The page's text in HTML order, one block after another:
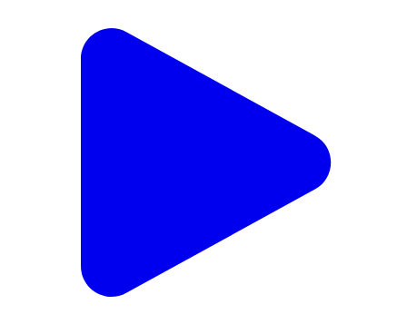
🚨 क्या Google Pay पर आपका Salary Account
Primary है? सावधान! अकाउंट Freeze होने से कैसे बचाएं,